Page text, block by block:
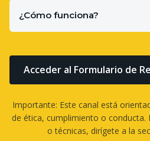
¿Cómo funciona?
Acceder al Formulario de
Importante: Este canal está
de ética, cumplimiento o conducta.
o técnicas, dirígete a la